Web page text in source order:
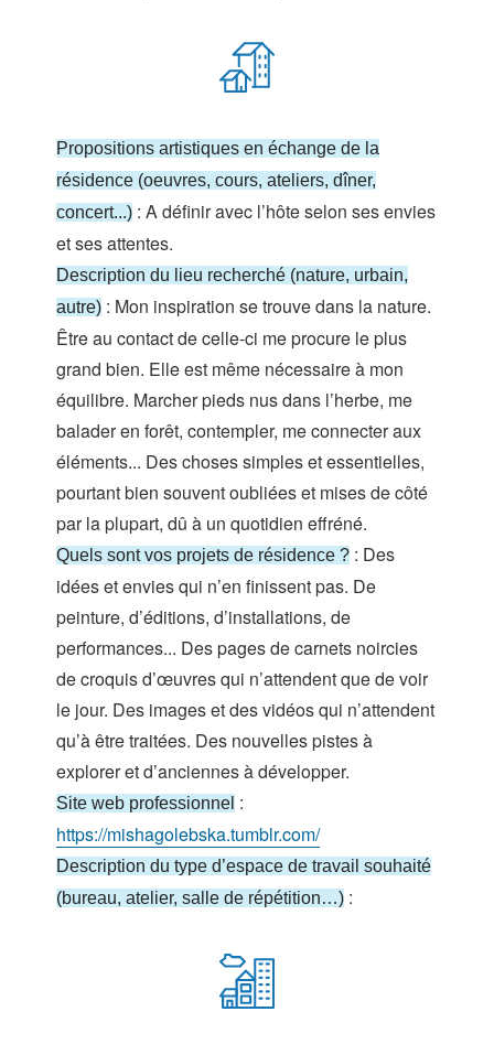
Propositions artistiques en échange de la
résidence (oeuvres, cours, ateliers, dîner,
concert...) : A définir avec l’hôte selon ses envies
et ses attentes.
Description du lieu recherché (nature, urbain,
autre) : Mon inspiration se trouve dans la nature.
Être au contact de celle-ci me procure le plus
grand bien. Elle est même nécessaire à mon
équilibre. Marcher pieds nus dans l’herbe, me
balader en forêt, contempler, me connecter aux
éléments... Des choses simples et essentielles,
pourtant bien souvent oubliées et mises de côté
par la plupart, dû à un quotidien effréné.
Quels sont vos projets de résidence ? : Des
idées et envies qui n’en finissent pas. De
peinture, d’éditions, d’installations, de
performances... Des pages de carnets noircies
de croquis d’œuvres qui n’attendent que de voir
le jour. Des images et des vidéos qui n’attendent
qu’à être traitées. Des nouvelles pistes à
explorer et d’anciennes à développer.
Site web professionnel :
https://mishagolebska.tumblr.com/
Description du type d’espace de travail souhaité
(bureau, atelier, salle de répétition…) :